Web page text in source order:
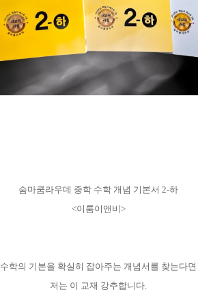
숨마쿰라우데 중학 수학 개념 기본서 2-하
<이룸이앤비>
수학의 기본을 확실히 잡아주는 개념서를 찾는다면
저는 이 교재 강추합니다.